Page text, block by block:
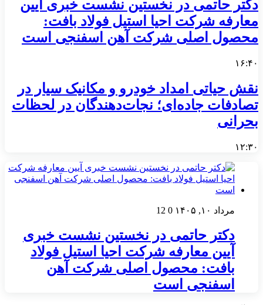
دکتر حاتمی در نخستین نشست خبری آیین
معارفه شرکت احیا استیل فولاد بافت:
محصول اصلی شرکت آهن اسفنجی است
۱۶:۴۰
نقش حیاتی امداد خودرو و مکانیک سیار در
تصادفات جاده‌ای؛ نجات‌دهندگان در لحظات
بحرانی
۱۲:۳۰
مرداد ۱۰, ۱۴۰۵ 0
12
دکتر حاتمی در نخستین نشست خبری
آیین معارفه شرکت احیا استیل فولاد
بافت: محصول اصلی شرکت آهن
اسفنجی است